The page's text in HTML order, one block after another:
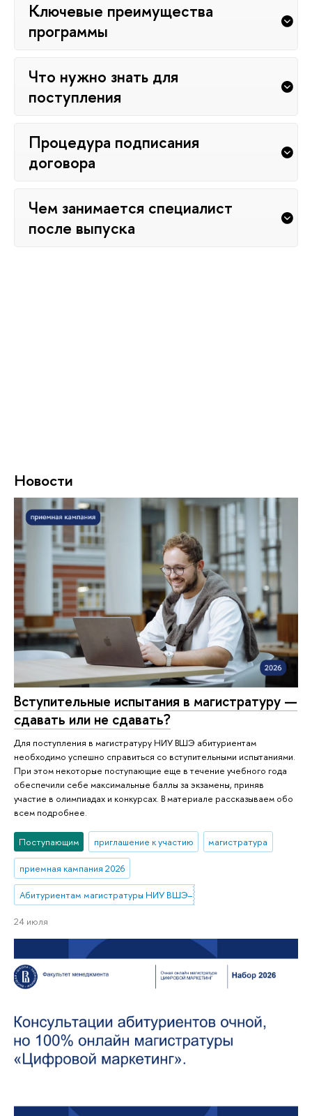
Ключевые преимущества
программы
Что нужно знать для
поступления
Процедура подписания
договора
Чем занимается специалист
после выпуска
Новости
Вступительные испытания в магистратуру —
сдавать или не сдавать?
Для поступления в магистратуру НИУ ВШЭ абитуриентам
необходимо успешно справиться со вступительными испытаниями.
При этом некоторые поступающие еще в течение учебного года
обеспечили себе максимальные баллы за экзамены, приняв
участие в олимпиадах и конкурсах. В материале рассказываем обо
всем подробнее.
Поступающим приглашение к участию магистратура
приемная кампания 2026
Абитуриентам магистратуры НИУ ВШЭ—Нижний Новгород
24 июля